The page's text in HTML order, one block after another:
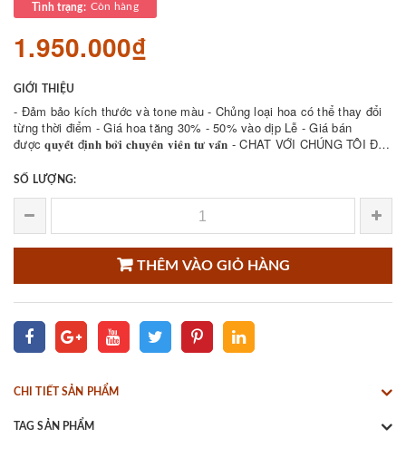
Tình trạng: Còn hàng
1.950.000₫
GIỚI THIỆU
- Đảm bảo kích thước và tone màu - Chủng loại hoa có thể thay đổi
từng thời điểm - Giá hoa tăng 30% - 50% vào dịp Lễ - Giá bán
được 𝐪𝐮𝐲𝐞̂́𝐭 đ𝐢̣𝐧𝐡 𝐛𝐨̛̉𝐢 𝐜𝐡𝐮𝐲𝐞̂𝐧 𝐯𝐢𝐞̂𝐧 𝐭𝐮̛ 𝐯𝐚̂́𝐧 - CHAT VỚI CHÚNG TÔI ĐỂ
SỐ LƯỢNG:
THÊM VÀO GIỎ HÀNG
CHI TIẾT SẢN PHẨM
TAG SẢN PHẨM